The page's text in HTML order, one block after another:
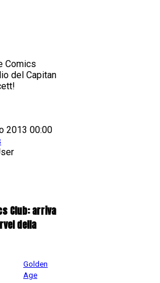
Comics
del Capitan
2013 00:00
Club: arriva
della
Golden
Age